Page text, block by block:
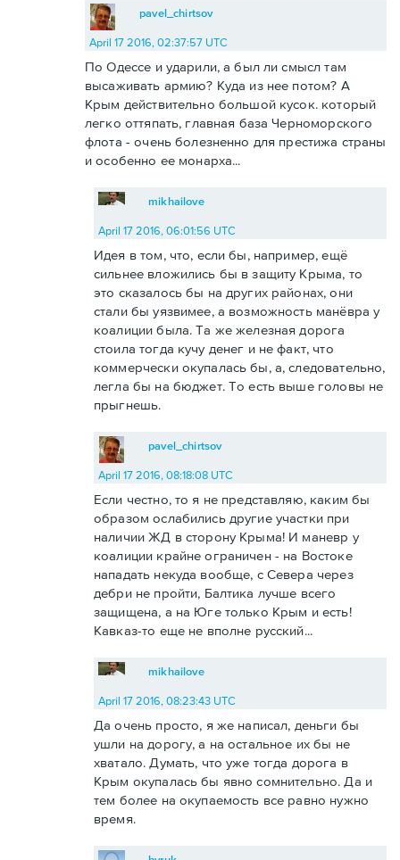
pavel_chirtsov
April 17 2016, 02:37:57 UTC
По Одессе и ударили, а был ли смысл там
высаживать армию? Куда из нее потом? А
Крым действительно большой кусок. который
легко оттяпать, главная база Черноморского
флота - очень болезненно для престижа страны
и особенно ее монарха...
mikhailove
April 17 2016, 06:01:56 UTC
Идея в том, что, если бы, например, ещё
сильнее вложились бы в защиту Крыма, то
это сказалось бы на других районах, они
стали бы уязвимее, а возможность манёвра у
коалиции была. Та же железная дорога
стоила тогда кучу денег и не факт, что
коммерчески окупалась бы, а, следовательно,
легла бы на бюджет. То есть выше головы не
прыгнешь.
pavel_chirtsov
April 17 2016, 08:18:08 UTC
Если честно, то я не представляю, каким бы
образом ослабились другие участки при
наличии ЖД в сторону Крыма! И маневр у
коалиции крайне ограничен - на Востоке
нападать некуда вообще, с Севера через
дебри не пройти, Балтика лучше всего
защищена, а на Юге только Крым и есть!
Кавказ-то еще не вполне русский...
mikhailove
April 17 2016, 08:23:43 UTC
Да очень просто, я же написал, деньги бы
ушли на дорогу, а на остальное их бы не
хватало. Думать, что уже тогда дорога в
Крым окупалась бы явно сомнительно. Да и
тем более на окупаемость все равно нужно
время.